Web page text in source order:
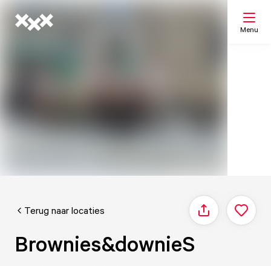
Menu
Terug naar locaties Delen
Brownies&downieS